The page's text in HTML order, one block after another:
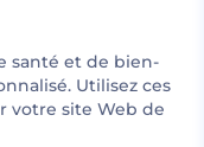
santé et de bien-
Utilisez ces
votre site Web de